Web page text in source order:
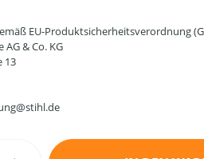
EU-Produktsicherheitsverordnung
& Co. KG
13
Gib den